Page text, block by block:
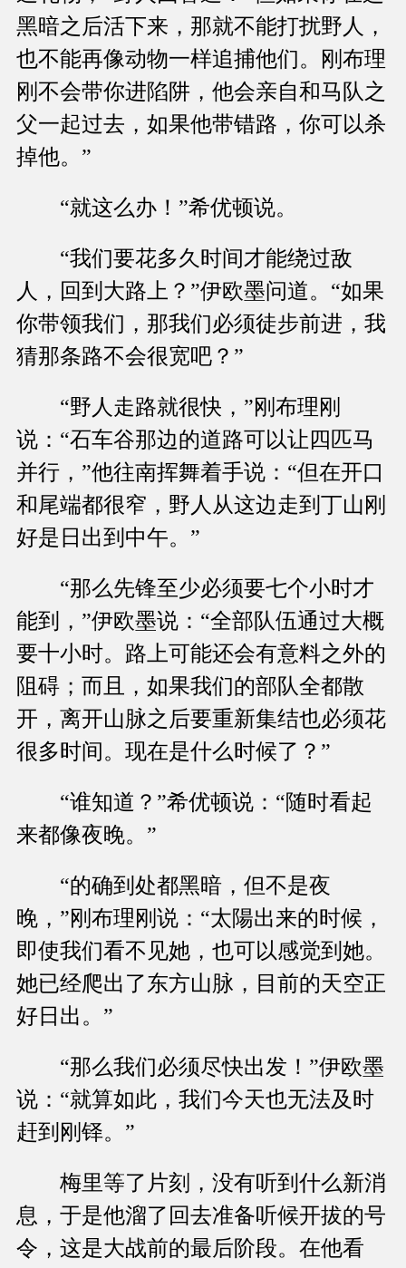
黑暗之后活下来，那就不能打扰野人，
也不能再像动物一样追捕他们。刚布理
刚不会带你进陷阱，他会亲自和马队之
父一起过去，如果他带错路，你可以杀
掉他。”
“就这么办！”希优顿说。
“我们要花多久时间才能绕过敌
人，回到大路上？”伊欧墨问道。“如果
你带领我们，那我们必须徒步前进，我
猜那条路不会很宽吧？”
“野人走路就很快，”刚布理刚
说：“石车谷那边的道路可以让四匹马
并行，”他往南挥舞着手说：“但在开口
和尾端都很窄，野人从这边走到丁山刚
好是日出到中午。”
“那么先锋至少必须要七个小时才
能到，”伊欧墨说：“全部队伍通过大概
要十小时。路上可能还会有意料之外的
阻碍；而且，如果我们的部队全都散
开，离开山脉之后要重新集结也必须花
很多时间。现在是什么时候了？”
“谁知道？”希优顿说：“随时看起
来都像夜晚。”
“的确到处都黑暗，但不是夜
晚，”刚布理刚说：“太陽出来的时候，
即使我们看不见她，也可以感觉到她。
她已经爬出了东方山脉，目前的天空正
好日出。”
“那么我们必须尽快出发！”伊欧墨
说：“就算如此，我们今天也无法及时
赶到刚铎。”
梅里等了片刻，没有听到什么新消
息，于是他溜了回去准备听候开拔的号
令，这是大战前的最后阶段。在他看